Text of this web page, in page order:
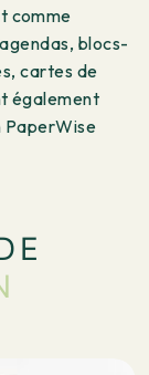
comme
blocs-
cartes de
également